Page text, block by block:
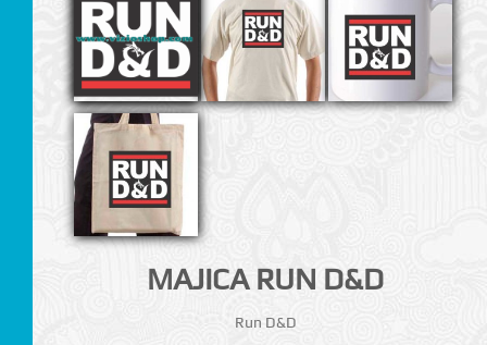
MAJICA RUN D&D
Run D&D